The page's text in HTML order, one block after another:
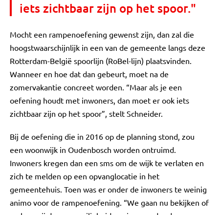
iets zichtbaar zijn op het spoor."
Mocht een rampenoefening gewenst zijn, dan zal die
hoogstwaarschijnlijk in een van de gemeente langs deze
Rotterdam-België spoorlijn (RoBel-lijn) plaatsvinden.
Wanneer en hoe dat dan gebeurt, moet na de
zomervakantie concreet worden. “Maar als je een
oefening houdt met inwoners, dan moet er ook iets
zichtbaar zijn op het spoor”, stelt Schneider.
Bij de oefening die in 2016 op de planning stond, zou
een woonwijk in Oudenbosch worden ontruimd.
Inwoners kregen dan een sms om de wijk te verlaten en
zich te melden op een opvanglocatie in het
gemeentehuis. Toen was er onder de inwoners te weinig
animo voor de rampenoefening. “We gaan nu bekijken of